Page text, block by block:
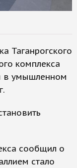
Таганрогского
комплекса
в умышленном
сообщил о
стало